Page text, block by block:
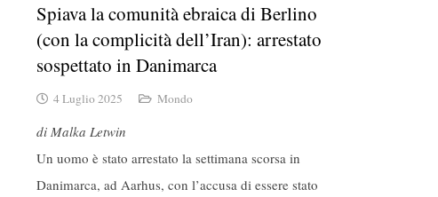
Spiava la comunità ebraica di Berlino
(con la complicità dell’Iran): arrestato
sospettato in Danimarca
4 Luglio 2025 Mondo
di Malka Letwin
Un uomo è stato arrestato la settimana scorsa in
Danimarca, ad Aarhus, con l’accusa di essere stato